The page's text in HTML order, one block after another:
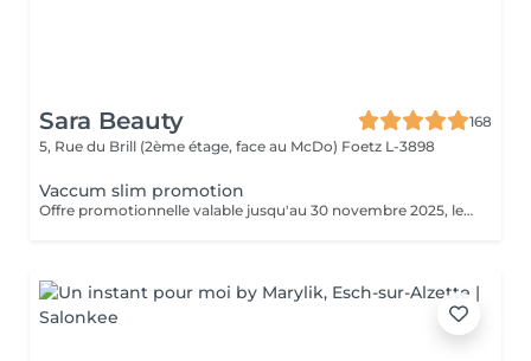
Sara Beauty
168
5, Rue du Brill (2ème étage, face au McDo) Foetz L-3898
Vaccum slim promotion
Offre promotionnelle valable jusqu'au 30 novembre 2025, le soin vacuum a seulement 55 € au lieu de 69 €